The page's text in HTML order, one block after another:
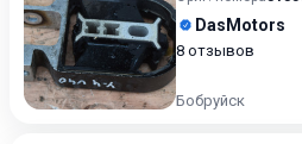
DasMotors
8 отзывов
Бобруйск